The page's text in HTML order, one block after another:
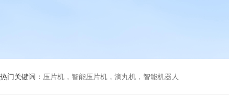
热门关键词： 压片机，智能压片机，滴丸机，智能机器人